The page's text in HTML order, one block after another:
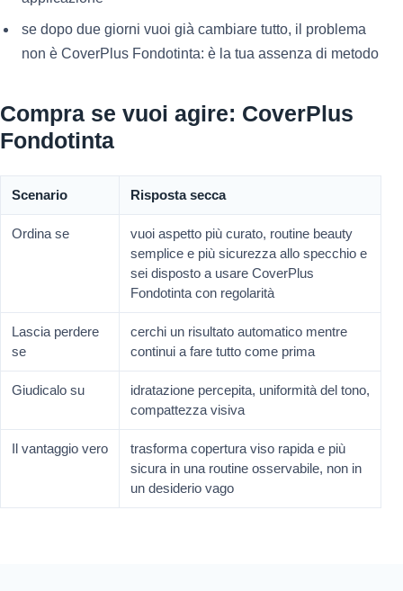
se dopo due giorni vuoi già cambiare tutto, il problema
non è CoverPlus Fondotinta: è la tua assenza di metodo
Compra se vuoi agire: CoverPlus
Fondotinta
Scenario Risposta secca
Ordina se
vuoi aspetto più curato, routine beauty
semplice e più sicurezza allo specchio e
sei disposto a usare CoverPlus
Fondotinta con regolarità
Lascia perdere
se
cerchi un risultato automatico mentre
continui a fare tutto come prima
Giudicalo su
idratazione percepita, uniformità del tono,
compattezza visiva
Il vantaggio vero
trasforma copertura viso rapida e più
sicura in una routine osservabile, non in
un desiderio vago